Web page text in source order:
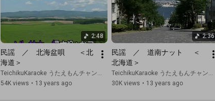
2:48
民謡　／　北海盆唄　　＜北
海道＞
TeichikuKaraoke うたえもんチャンネル
54K views • 13 years ago
2:36
民謡　／　道南ナット　  ＜
北海道＞
TeichikuKaraoke うたえもんチャンネル
30K views • 13 years ago